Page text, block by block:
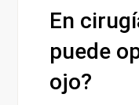
En
puede
ojo?